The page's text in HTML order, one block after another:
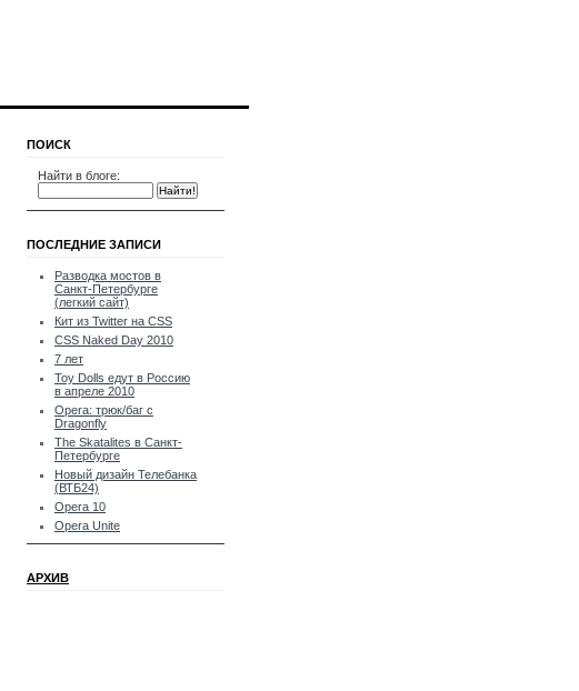
ПОИСК
Найти в блоге:
ПОСЛЕДНИЕ ЗАПИСИ
Разводка мостов в
Санкт-Петербурге
(легкий сайт)
Кит из Twitter на CSS
CSS Naked Day 2010
7 лет
Toy Dolls едут в Россию
в апреле 2010
Opera: трюк/баг с
Dragonfly
The Skatalites в Санкт-
Петербурге
Новый дизайн Телебанка
(ВТБ24)
Opera 10
Opera Unite
АРХИВ